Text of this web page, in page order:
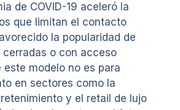
de COVID-19 aceleró la
que limitan el contacto
la popularidad de
o con acceso
modelo no es para
en sectores como la
y el retail de lujo